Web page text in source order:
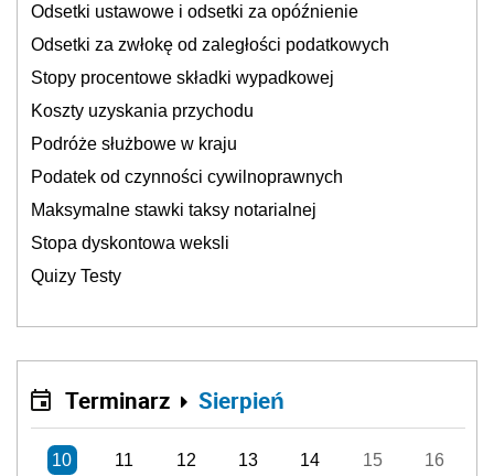
Odsetki ustawowe i odsetki za opóźnienie
Odsetki za zwłokę od zaległości podatkowych
Stopy procentowe składki wypadkowej
Koszty uzyskania przychodu
Podróże służbowe w kraju
Podatek od czynności cywilnoprawnych
Maksymalne stawki taksy notarialnej
Stopa dyskontowa weksli
Quizy Testy
Terminarz Sierpień
10 11 12 13 14 15 16